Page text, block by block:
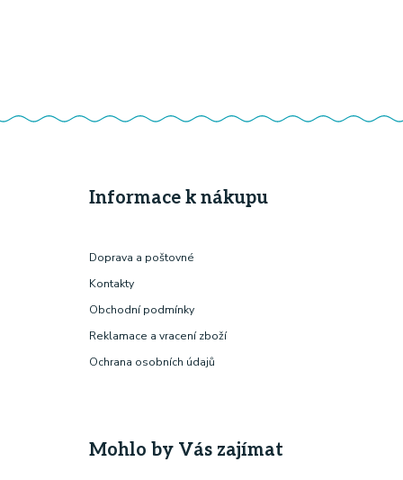
Informace k nákupu
Doprava a poštovné
Kontakty
Obchodní podmínky
Reklamace a vracení zboží
Ochrana osobních údajů
Mohlo by Vás zajímat